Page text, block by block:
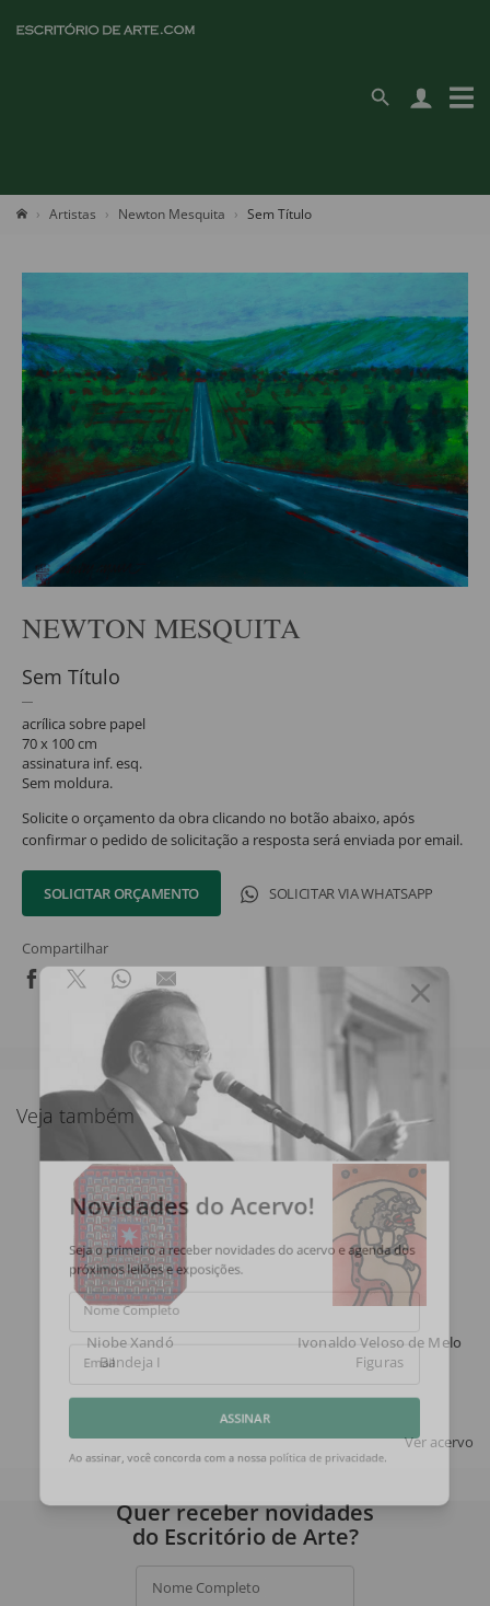
Artistas Newton Mesquita Sem Título
NEWTON MESQUITA
Sem Título
acrílica sobre papel
70 x 100 cm
assinatura inf. esq.
Sem moldura.
Solicite o orçamento da obra clicando no botão abaixo, após
confirmar o pedido de solicitação a resposta será enviada por email.
SOLICITAR ORÇAMENTO SOLICITAR VIA WHATSAPP
Compartilhar
Veja também
Niobe Xandó
Bandeja I
Ivonaldo Veloso de Melo
Figuras
Ver acervo
Novidades do Acervo!
Seja o primeiro a receber novidades do acervo e agenda dos
próximos leilões e exposições.
Nome Completo
ASSINAR
Quer receber novidades
do Escritório de Arte?
Nome Completo